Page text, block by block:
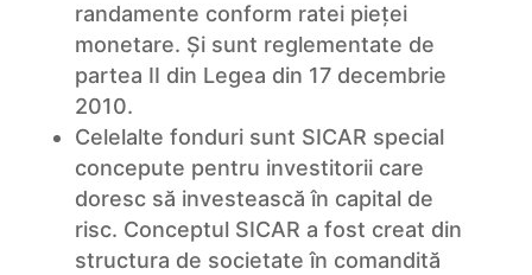
randamente conform ratei pieței
monetare. Și sunt reglementate de
partea II din Legea din 17 decembrie
2010.
Celelalte fonduri sunt SICAR special
concepute pentru investitorii care
doresc să investească în capital de
risc. Conceptul SICAR a fost creat din
structura de societate în comandită